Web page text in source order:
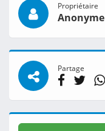
Propriétaire
Anonyme
Partage